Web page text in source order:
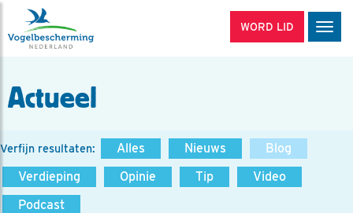
WORD LID
Actueel
Verfijn resultaten: Alles Nieuws
Blog
Verdieping
Opinie Tip
Video
Podcast